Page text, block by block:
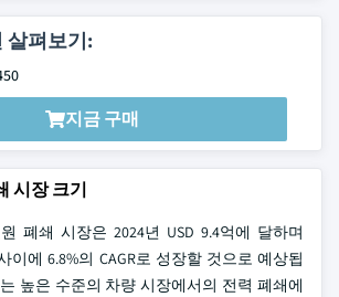
살펴보기:
지금 구매
시장 크기
폐쇄 시장은 2024년 USD 9.4억에 달하며
이에 6.8%의 CAGR로 성장할 것으로 예상됩
높은 수준의 차량 시장에서의 전력 폐쇄에